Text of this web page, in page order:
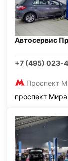
Автосервис
+7 (495) 023-
Проспект
проспект